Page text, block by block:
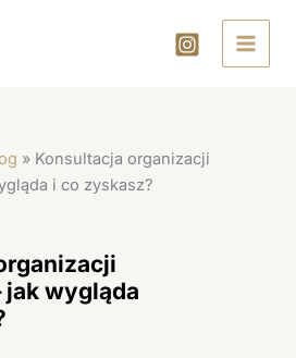
» Konsultacja organizacji
i co zyskasz?
wygląda